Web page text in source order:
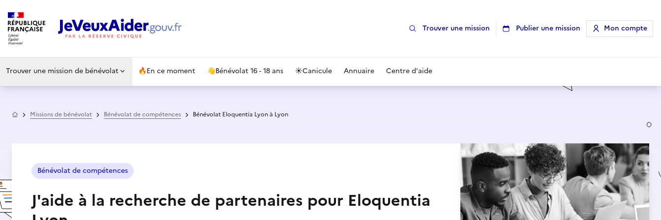
Trouver une mission Publier une mission Mon compte
Trouver une mission de bénévolat 🔥En ce moment 👋Bénévolat 16 - 18 ans ☀️Canicule Annuaire Centre d'aide
AccueilMissions de bénévolat Bénévolat de compétences Bénévolat Eloquentia Lyon à Lyon
Bénévolat de compétences
J'aide à la recherche de partenaires pour Eloquentia